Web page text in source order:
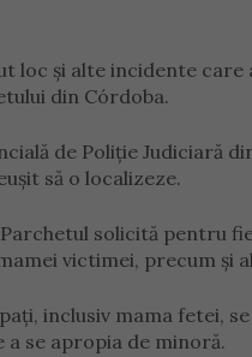
loc și alte incidente
din Córdoba.
de Poliție Judiciară
să o localizeze.
solicită pentru
victimei, precum și
inclusiv mama fetei,
se apropia de minoră.